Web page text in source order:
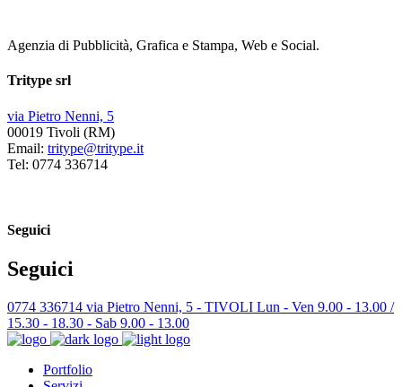
Agenzia di Pubblicità, Grafica e Stampa, Web e Social.
Tritype srl
via Pietro Nenni, 5
00019 Tivoli (RM)
Email: tritype@tritype.it
Tel: 0774 336714
Seguici
Seguici
0774 336714 via Pietro Nenni, 5 - TIVOLI Lun - Ven 9.00 - 13.00 /
15.30 - 18.30 - Sab 9.00 - 13.00
Portfolio